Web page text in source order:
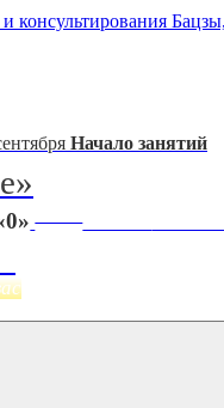
консультирования
Начало занятий
Начало: